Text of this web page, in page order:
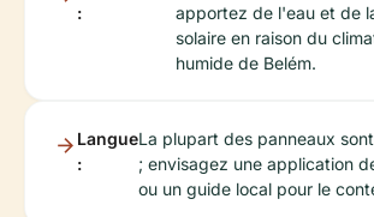
:
apportez de l'eau et de
solaire en raison du
humide de Belém.
Langue
:
La plupart des panneaux
; envisagez une application
ou un guide local pour le